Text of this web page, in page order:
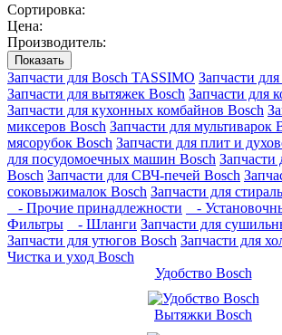
Сортировка:
Цена:
Производитель:
Показать
Запчасти для Bosch TASSIMO Запчасти
Запчасти для вытяжек Bosch Запчасти для
Запчасти для кухонных комбайнов Bosch
миксеров Bosch Запчасти для мультиварок
мясорубок Bosch Запчасти для плит и
для посудомоечных машин Bosch Запчасти
Bosch Запчасти для СВЧ-печей Bosch
соковыжималок Bosch Запчасти для
- Прочие принадлежности
-
Фильтры
- Шланги Запчасти для
Запчасти для утюгов Bosch Запчасти для
Чистка и уход Bosch
Удобство Bosch
Вытяжки Bosch